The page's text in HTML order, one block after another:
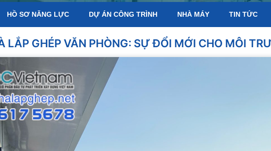
HỒ SƠ NĂNG LỰC DỰ ÁN CÔNG TRÌNH NHÀ MÁY TIN TỨC
LẮP GHÉP VĂN PHÒNG: SỰ ĐỔI MỚI CHO MÔI